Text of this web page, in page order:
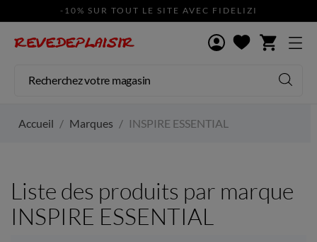
-10% SUR TOUT LE SITE AVEC FIDELIZI
shopping_cart
Accueil Marques INSPIRE ESSENTIAL
Liste des produits par marque
INSPIRE ESSENTIAL